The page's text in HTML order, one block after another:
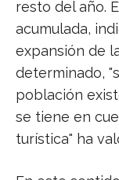
resto del año.
acumulada,
expansión de
determinado,
población
se tiene en
turística" ha